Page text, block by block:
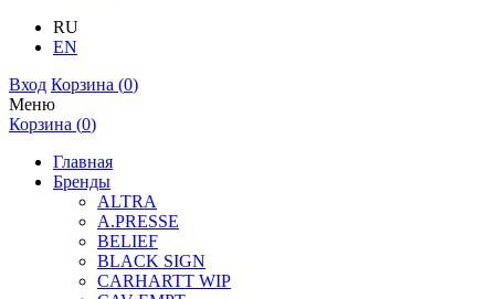
RU
EN
Вход Корзина (0)
Меню
Корзина (0)
Главная
Бренды
ALTRA
A.PRESSE
BELIEF
BLACK SIGN
CARHARTT WIP